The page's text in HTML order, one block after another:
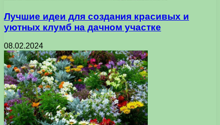
Лучшие идеи для создания красивых и
уютных клумб на дачном участке
08.02.2024